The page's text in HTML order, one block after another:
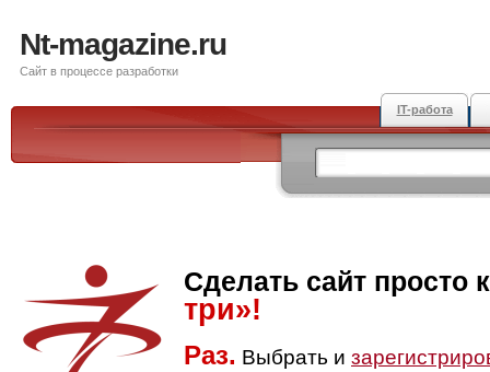
Nt-magazine.ru
Сайт в процессе разработки
IT-работа
Сделать сайт просто
три»!
Раз. Выбрать и